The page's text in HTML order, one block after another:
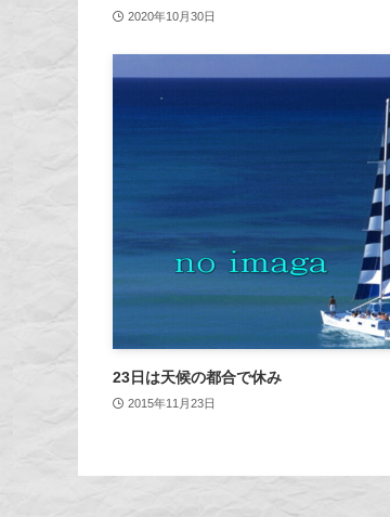
2020年10月30日
23日は天候の都合で休み
2015年11月23日